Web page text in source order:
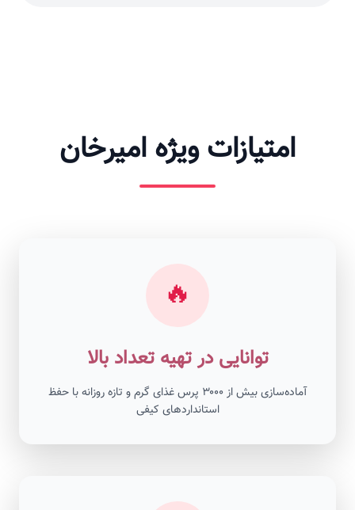
امتیازات ویژه امیرخان
🔥
توانایی در تهیه تعداد بالا
آماده‌سازی بیش از ۳۰۰۰ پرس غذای گرم و تازه روزانه با حفظ
استانداردهای کیفی